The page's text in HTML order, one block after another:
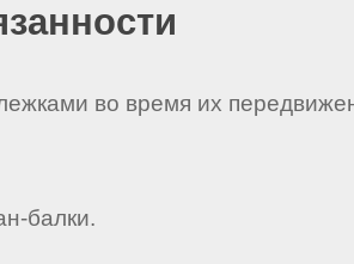
во время их
балки.